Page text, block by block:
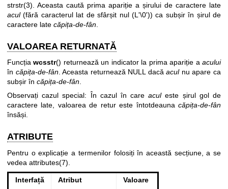
strstr(3) . Aceasta caută prima apariție a șirului de caractere late
acul(fără caracterul lat de sfârșit nul (L'\0')) ca subșir în șirul de
caractere late căpița-de-fân
VALOAREA RETURNATĂ
Funcțiawcsstr() returnează un indicator la prima apariție aacului
în căpița-de-fân. Aceasta returnează NULL dacăaculnu apare ca
subșir în căpița-de-fân
Observați cazul special: În cazul în careaculeste șirul gol de
caractere late, valoarea de retur este întotdeauna căpița-de-fân
însăși.
ATRIBUTE
Pentru o explicație a termenilor folosiți în această secțiune, a se
vedea attributes(7)
Interfață Atribut
Valoare